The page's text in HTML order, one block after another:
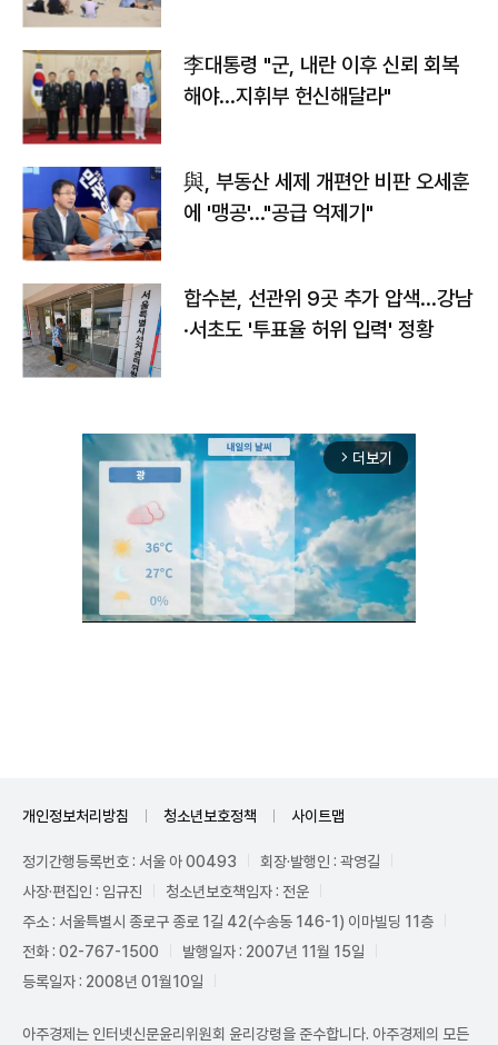
李대통령 "군, 내란 이후 신뢰 회복
해야…지휘부 헌신해달라"
與, 부동산 세제 개편안 비판 오세훈
에 '맹공'…"공급 억제기"
합수본, 선관위 9곳 추가 압색…강남
·서초도 '투표율 허위 입력' 정황
arrow_forward_ios 더보기
개인정보처리방침 청소년보호정책 사이트맵
정기간행등록번호 : 서울 아 00493
회장·발행인 : 곽영길
사장·편집인 : 임규진
청소년보호책임자 : 전운
주소 : 서울특별시 종로구 종로 1길 42(수송동 146-1) 이마빌딩 11층
전화 : 02-767-1500
발행일자 : 2007년 11월 15일
등록일자 : 2008년 01월10일
아주경제는 인터넷신문윤리위원회 윤리강령을 준수합니다. 아주경제의 모든